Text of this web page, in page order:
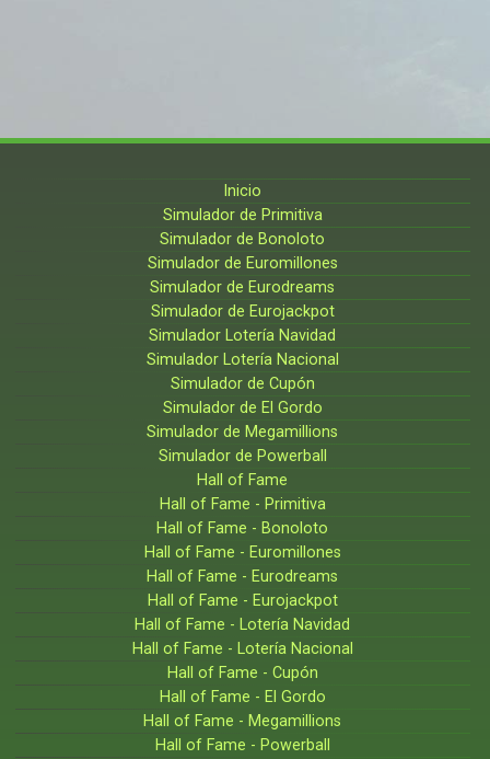
Inicio
Simulador de Primitiva
Simulador de Bonoloto
Simulador de Euromillones
Simulador de Eurodreams
Simulador de Eurojackpot
Simulador Lotería Navidad
Simulador Lotería Nacional
Simulador de Cupón
Simulador de El Gordo
Simulador de Megamillions
Simulador de Powerball
Hall of Fame
Hall of Fame - Primitiva
Hall of Fame - Bonoloto
Hall of Fame - Euromillones
Hall of Fame - Eurodreams
Hall of Fame - Eurojackpot
Hall of Fame - Lotería Navidad
Hall of Fame - Lotería Nacional
Hall of Fame - Cupón
Hall of Fame - El Gordo
Hall of Fame - Megamillions
Hall of Fame - Powerball